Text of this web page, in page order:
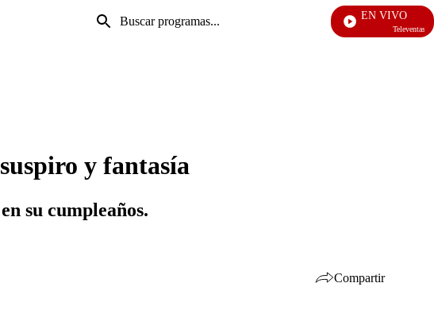
Entrada
de
EN VIVO
Televentas
y fantasía
su cumpleaños.
Compartir